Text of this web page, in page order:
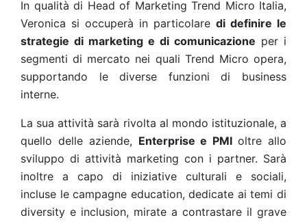
In qualità di Head of Marketing Trend Micro Italia,
Veronica si occuperà in particolare di definire le
strategie di marketing e di comunicazione per i
segmenti di mercato nei quali Trend Micro opera,
supportando le diverse funzioni di business
interne.
La sua attività sarà rivolta al mondo istituzionale, a
quello delle aziende, Enterprise e PMIoltre allo
sviluppo di attività marketing con i partner. Sarà
inoltre a capo di iniziative culturali e sociali,
incluse le campagne education, dedicate ai temi di
diversity e inclusion, mirate a contrastare il grave